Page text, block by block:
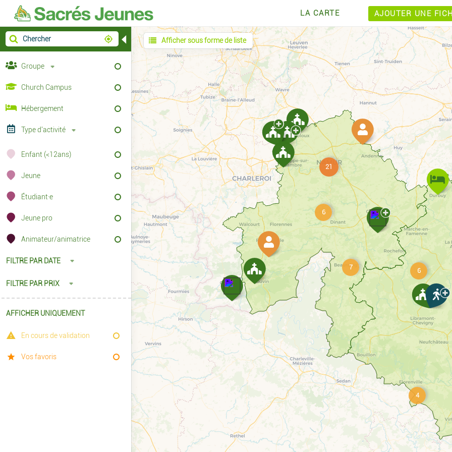
LA CARTE AJOUTER UNE
◀
Groupe
Church Campus
Hébergement
Type d'activité
Enfant (<12ans)
Jeune
Étudiant·e
Jeune pro
Animateur/animatrice
FILTRE PAR DATE
FILTRE PAR PRIX
AFFICHER UNIQUEMENT
En cours de validation
Vos favoris
Afficher sous forme de liste
4
6
7 6
21